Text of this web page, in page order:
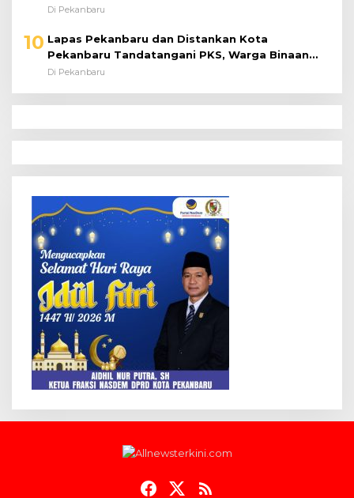
Di Pekanbaru
10 Lapas Pekanbaru dan Distankan Kota
Pekanbaru Tandatangani PKS, Warga Binaan
Dibekali Keterampilan Peternakan Ayam Petelur
Di Pekanbaru